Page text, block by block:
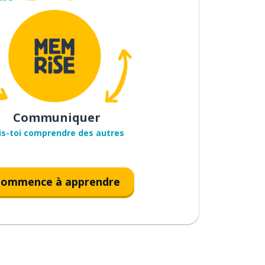
Communiquer
toi comprendre des autres
à apprendre